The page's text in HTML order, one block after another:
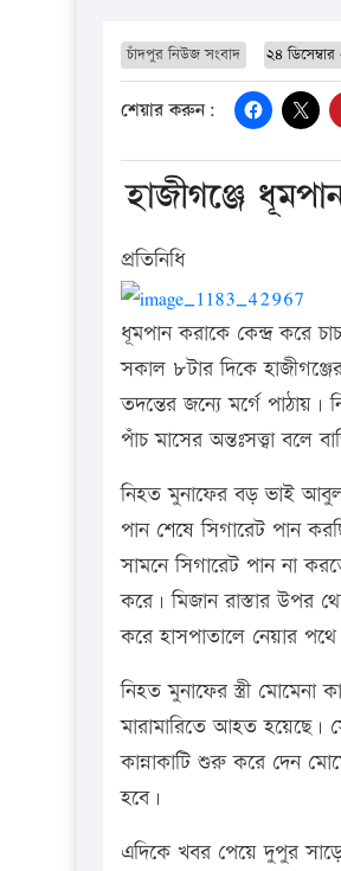
চাঁদপুর নিউজ সংবাদ ২৪
শেয়ার করুন:
হাজীগঞ্জে
প্রতিনিধি
ধূমপান করাকে কেন্দ্র করে
সকাল ৮টার দিকে
তদন্তের জন্যে মর্গে পাঠায়।
পাঁচ মাসের অন্তঃসত্ত্বা
নিহত মুনাফের বড় ভাই আবুল
পান শেষে সিগারেট পান
সামনে সিগারেট পান না
করে। মিজান রাস্তার উপর
করে হাসপাতালে নেয়ার
নিহত মুনাফের স্ত্রী
মারামারিতে আহত হয়েছে।
কান্নাকাটি শুরু করে দেন
হবে।
এদিকে খবর পেয়ে দুপুর